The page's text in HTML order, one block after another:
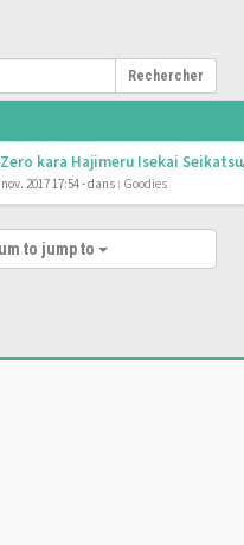
Rechercher
kara Hajimeru Isekai Seikatsu
2017 17:54- dans : Goodies
to jump to